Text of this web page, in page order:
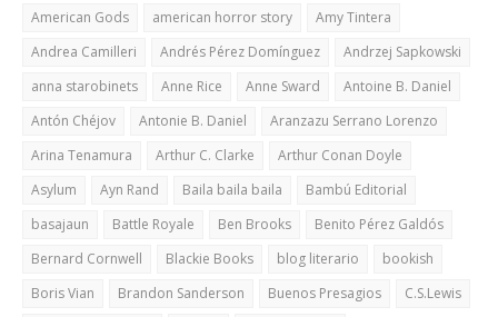
American Gods
american horror story
Amy Tintera
Andrea Camilleri
Andrés Pérez Domínguez
Andrzej Sapkowski
anna starobinets
Anne Rice Anne Sward
Antoine B. Daniel
Antón Chéjov
Antonie B. Daniel
Aranzazu Serrano Lorenzo
Arina Tenamura
Arthur C. Clarke
Arthur Conan Doyle
Asylum
Ayn Rand Baila baila baila
Bambú Editorial
basajaun
Battle Royale Ben Brooks
Benito Pérez Galdós
Bernard Cornwell
Blackie Books blog literario
bookish
Boris Vian
Brandon Sanderson Buenos Presagios
C.S.Lewis